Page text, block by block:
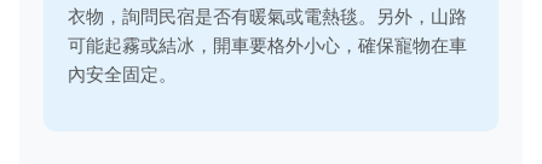
衣物，詢問民宿是否有暖氣或電熱毯。另外，山路
可能起霧或結冰，開車要格外小心，確保寵物在車
內安全固定。